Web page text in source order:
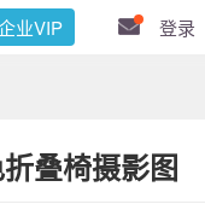
业VIP 登录
叠椅摄影图